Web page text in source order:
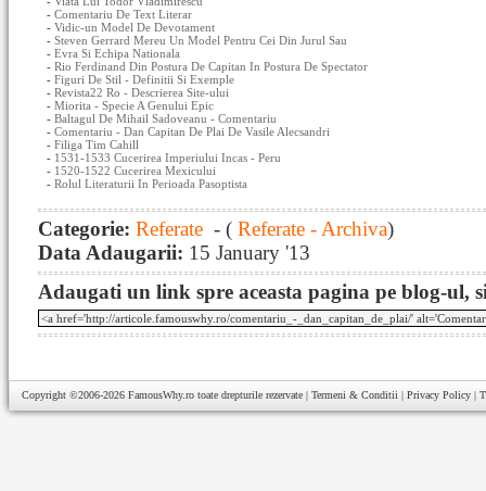
- Comentariu De Text Literar
- Vidic-un Model De Devotament
- Steven Gerrard Mereu Un Model Pentru Cei Din Jurul Sau
- Evra Si Echipa Nationala
- Rio Ferdinand Din Postura De Capitan In Postura De Spectator
- Figuri De Stil - Definitii Si Exemple
- Revista22 Ro - Descrierea Site-ului
- Miorita - Specie A Genului Epic
- Baltagul De Mihail Sadoveanu - Comentariu
- Comentariu - Dan Capitan De Plai De Vasile Alecsandri
- Filiga Tim Cahill
- 1531-1533 Cucerirea Imperiului Incas - Peru
- 1520-1522 Cucerirea Mexicului
- Rolul Literaturii In Perioada Pasoptista
Categorie: Referate - ( Referate - Archiva)
Data Adaugarii: 15 January '13
Adaugati un link spre aceasta pagina pe blog-ul,
Copyright ©2006-2026 FamousWhy.ro toate drepturile rezervate | Termeni & Conditii | Privacy Policy |